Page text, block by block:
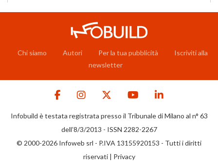
Chi siamo Autori Per la tua pubblicità
Iscriviti alla
newsletter
Infobuild è testata registrata presso il Tribunale di Milano al n° 63
dell’8/3/2013 - ISSN 2282-2267
© 2000-2026 Infoweb srl - P.IVA 13155920153 - Tutti i diritti
riservati | Privacy